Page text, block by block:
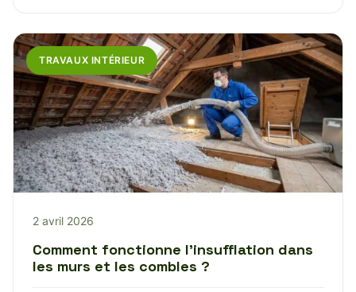
TRAVAUX INTÉRIEUR
2 avril 2026
Comment fonctionne l’insufflation dans
les murs et les combles ?